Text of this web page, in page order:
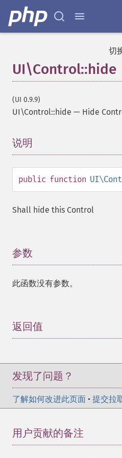
切
UI\Control::hide
(UI 0.9.9)
UI\Control::hide — Hide
说明
public function
Shall hide this Control
参数
此函数没有参数。
返回值
发现了问题？
了解如何改进此页面 • 提交拉
用户贡献的备注